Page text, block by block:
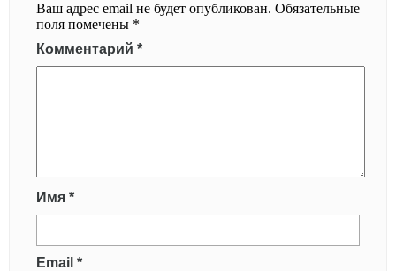
Ваш адрес email не будет опубликован. Обязательные
поля помечены *
Комментарий *
Имя *
Email *